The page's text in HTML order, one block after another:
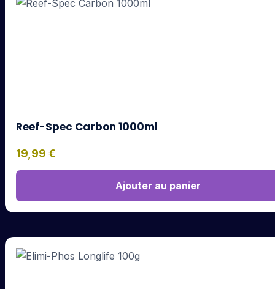
Reef-Spec Carbon 1000ml
19,99 €
Ajouter au panier